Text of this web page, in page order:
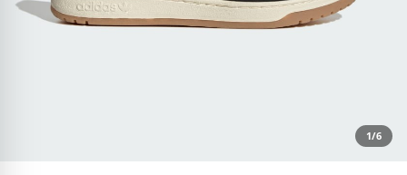
1/6